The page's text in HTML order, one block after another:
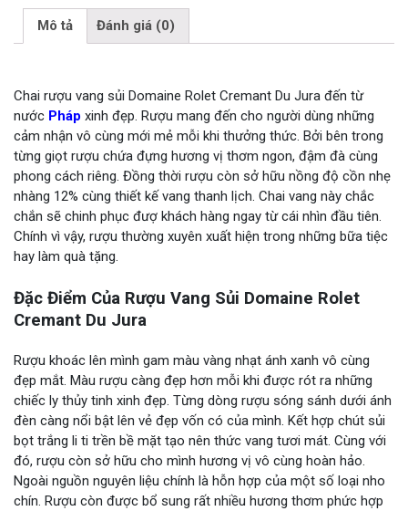
Mô tả Đánh giá (0)
Chai rượu vang sủi Domaine Rolet Cremant Du Jura đến từ
nước Pháp xinh đẹp. Rượu mang đến cho người dùng những
cảm nhận vô cùng mới mẻ mỗi khi thưởng thức. Bởi bên trong
từng giọt rượu chứa đựng hương vị thơm ngon, đậm đà cùng
phong cách riêng. Đồng thời rượu còn sở hữu nồng độ cồn nhẹ
nhàng 12% cùng thiết kế vang thanh lịch. Chai vang này chắc
chắn sẽ chinh phục đượ khách hàng ngay từ cái nhìn đầu tiên.
Chính vì vậy, rượu thường xuyên xuất hiện trong những bữa tiệc
hay làm quà tặng.
Đặc Điểm Của Rượu Vang Sủi Domaine Rolet
Cremant Du Jura
Rượu khoác lên mình gam màu vàng nhạt ánh xanh vô cùng
đẹp mắt. Màu rượu càng đẹp hơn mỗi khi được rót ra những
chiếc ly thủy tinh xinh đẹp. Từng dòng rượu sóng sánh dưới ánh
đèn càng nổi bật lên vẻ đẹp vốn có của mình. Kết hợp chút sủi
bọt trắng li ti trền bề mặt tạo nên thức vang tươi mát. Cùng với
đó, rượu còn sở hữu cho mình hương vị vô cùng hoàn hảo.
Ngoài nguồn nguyên liệu chính là hỗn hợp của một số loại nho
chín. Rượu còn được bổ sung rất nhiều hương thơm phức hợp